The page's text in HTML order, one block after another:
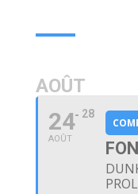
AOÛT
24
AOÛT
28